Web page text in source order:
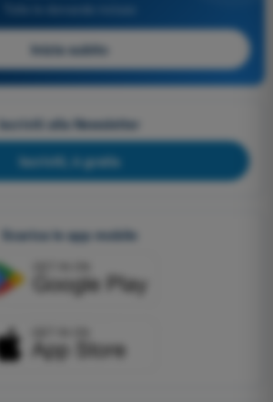
Inizia subito
Iscriviti alla Newsletter
Iscriviti, è gratis
Scarica le app mobile